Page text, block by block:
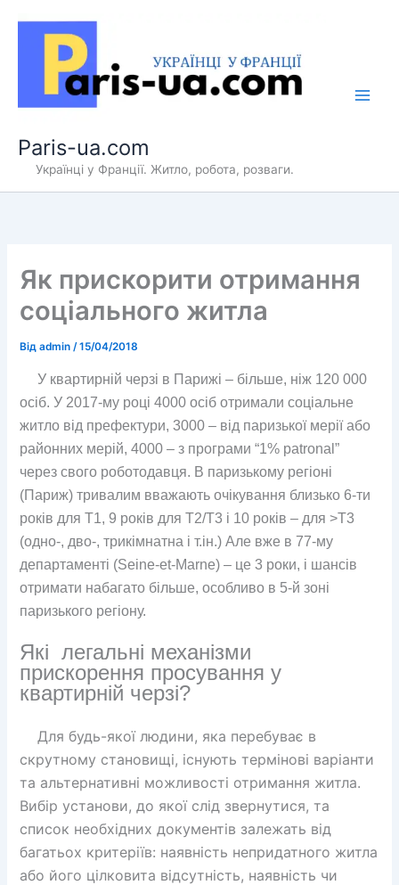
Paris-ua.com
Українці у Франції. Житло, робота, розваги.
Як прискорити отримання
соціального житла
Відadmin/15/04/2018
У квартирній черзі в Парижі – більше, ніж 120 000
осіб. У 2017-му році 4000 осіб отримали соціальне
житло від префектури, 3000 – від паризької мерії або
районних мерій, 4000 – з програми “1% patronal”
через свого роботодавця. В паризькому регіоні
(Париж) тривалим вважають очікування близько 6-ти
років для Т1, 9 років для Т2/Т3 і 10 років – для >Т3
(одно-, дво-, трикімнатна іт.ін.) Але вже в 77-му
департаменті (Seine-et-Marne) – це 3 роки, і шансів
отримати набагато більше, особливо в 5-й зоні
паризького регіону.
Які легальні механізми
прискорення просування у
квартирній черзі?
Для будь-якої людини, яка перебуває в
скрутному становищі, існують термінові варіанти
та альтернативні можливості отримання житла.
Вибір установи, до якої слід звернутися, та
список необхідних документів залежать від
багатьох критеріїв: наявність непридатного житла
або його цілковита відсутність, наявність чи